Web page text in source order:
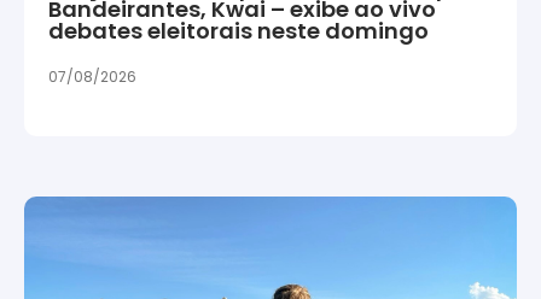
Bandeirantes, Kwai – exibe ao vivo
debates eleitorais neste domingo
07/08/2026